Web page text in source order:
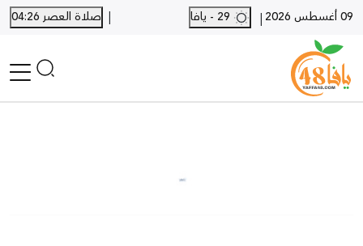
09 أغسطس 2026 |
| صلاة العصر 04:26